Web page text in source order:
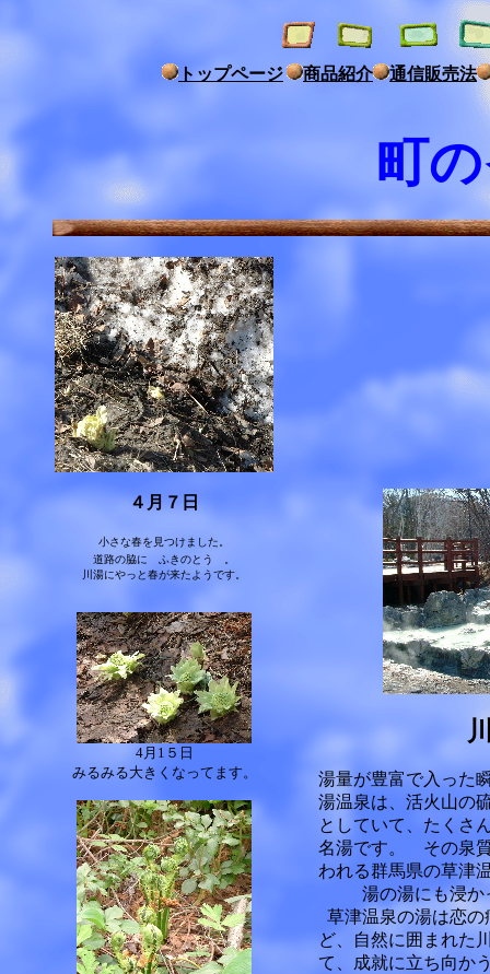
トップページ 商品紹介 通信販売法
町
４月７日
小さな春を見つけました。
道路の脇に ふきのとう 。
川湯にやっと春が来たようです。
4月1５日
みるみる大きくなってます。
湯量が豊富で入った
湯温泉は、活火山の
としていて、たくさ
名湯です。 その泉
われる群馬県の草津
湯の湯にも浸
草津温泉の湯は恋
ど、自然に囲まれた
て、成就に立ち向か